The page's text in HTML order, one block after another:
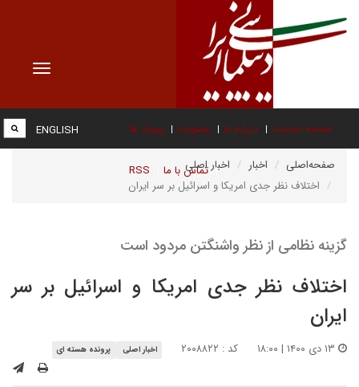
Toggle
صفحه نخست درباره ما عضویت پیوند ها
تماس با ما RSS
ENGLISH
صفحه‌اصلی اخبار
اخبار اصلی
اختلاف نظر جدی امریکا و اسرائیل بر سر ایران
گزینه نظامی از نظر واشنگتن مردود است
اختلاف نظر جدی امریکا و اسرائیل بر سر
ایران
کد : ۲۰۰۸۸۲۲ اخبار اصلی پرونده هسته ای